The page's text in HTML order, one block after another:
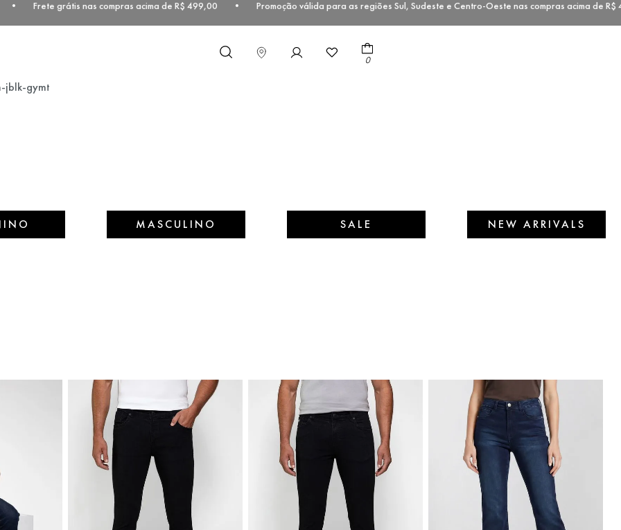
Frete grátis nas compras acima de R$ 499,00 • Promoção válida para as regiões Sul, Sudeste e Centro-Oeste nas compras
O que você procura?
0
jblk-gymt
MASCULINO SALE NEW ARRIVALS